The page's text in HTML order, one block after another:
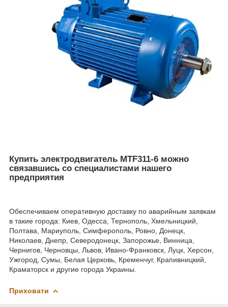
Купить электродвигатель MTF311-6 можно
связавшись со специалистами нашего
предприятия
Обеспечиваем оперативную доставку по аварийным заявкам
в такие города: Киев, Одесса, Тернополь, Хмельницкий,
Полтава, Мариуполь, Симферополь, Ровно, Донецк,
Николаев, Днепр, Северодонецк, Запорожье, Винница,
Чернигов, Черновцы, Львов, Ивано-Франковск, Луцк, Херсон,
Ужгород, Сумы, Белая Церковь, Кременчуг, Крапивницкий,
Краматорск и другие города Украины.
Приховати